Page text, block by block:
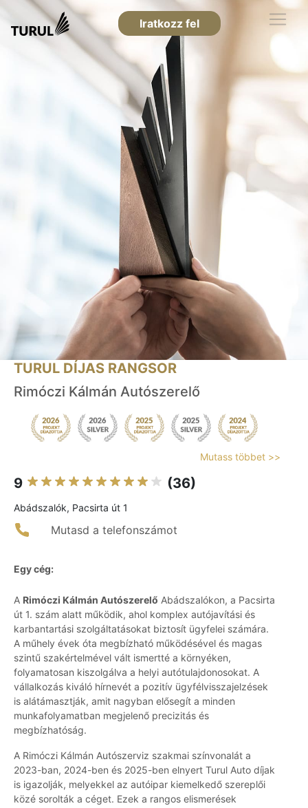
Iratkozz fel
TURUL DÍJAS RANGSOR
Rimóczi Kálmán Autószerelő
Mutass többet >>
9 (36)
Abádszalók, Pacsirta út 1
Mutasd a telefonszámot
Egy cég:
A Rimóczi Kálmán Autószerelő Abádszalókon, a Pacsirta
út 1. szám alatt működik, ahol komplex autójavítási és
karbantartási szolgáltatásokat biztosít ügyfelei számára.
A műhely évek óta megbízható működésével és magas
szintű szakértelmével vált ismertté a környéken,
folyamatosan kiszolgálva a helyi autótulajdonosokat. A
vállalkozás kiváló hírnevét a pozitív ügyfélvisszajelzések
is alátámasztják, amit nagyban elősegít a minden
munkafolyamatban megjelenő precizitás és
megbízhatóság.
A Rimóczi Kálmán Autószerviz szakmai színvonalát a
2023-ban, 2024-ben és 2025-ben elnyert Turul Auto díjak
is igazolják, melyekkel az autóipar kiemelkedő szereplői
közé sorolták a céget. Ezek a rangos elismerések